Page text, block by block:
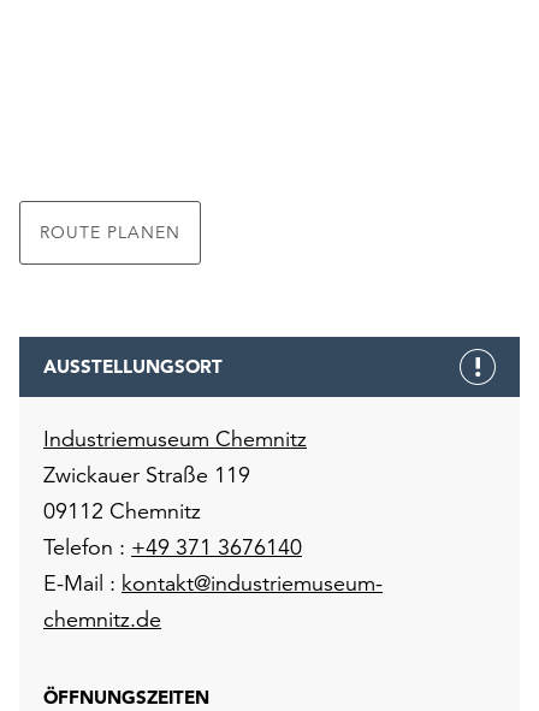
ROUTE PLANEN
AUSSTELLUNGSORT
Industriemuseum Chemnitz
Zwickauer Straße 119
09112 Chemnitz
Telefon : +49 371 3676140
E-Mail : kontakt@industriemuseum-
chemnitz.de
ÖFFNUNGSZEITEN